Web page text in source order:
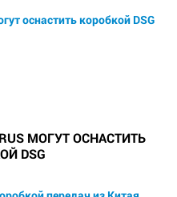
МОГУТ ОСНАСТИТЬ
DSG